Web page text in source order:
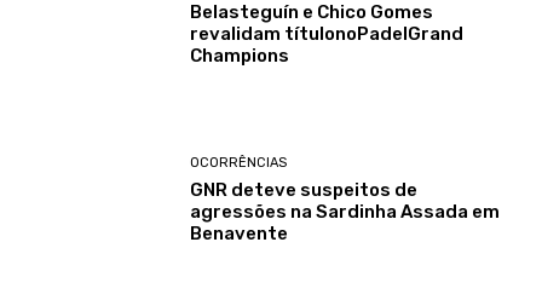
Belasteguín e Chico Gomes
revalidam títulonoPadelGrand
Champions
OCORRÊNCIAS
GNR deteve suspeitos de
agressões na Sardinha Assada em
Benavente